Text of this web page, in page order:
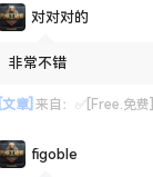
对对对的
非常不错
[文章] 来自： ✅[Free.免费] 凯迪拉克cadillac | 故障维修
figoble